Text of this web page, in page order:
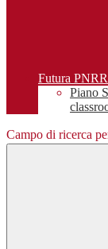
Futura PNRR
Piano
Campo di ricerca